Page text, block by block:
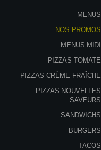
MENUS
NOS PROMOS
MENUS MIDI
PIZZAS TOMATE
PIZZAS CRÈME FRAÎCHE
PIZZAS NOUVELLES
SAVEURS
SANDWICHS
BURGERS
TACOS